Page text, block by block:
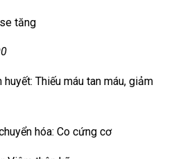
tăng
huyết: Thiếu máu tan máu, giảm
hóa: Co cứng cơ